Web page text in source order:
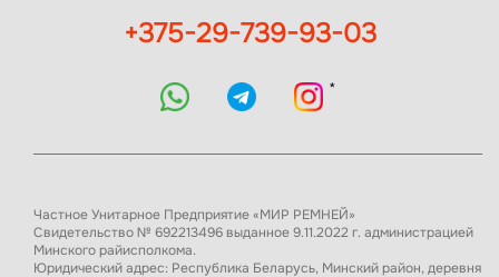
+375-29-739-93-03
*
Частное Унитарное Предприятие «МИР РЕМНЕЙ»
Свидетельство № 692213496 выданное 9.11.2022 г. администрацией
Минского райисполкома.
Юридический адрес: Республика Беларусь, Минский район, деревня